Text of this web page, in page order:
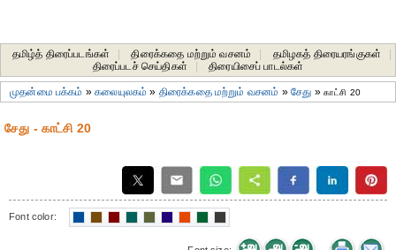
தமிழ்த் திரைப்படங்கள் திரைக்கதை மற்றும் வசனம் தமிழகத் திரையரங்குகள்
திரைப்படச் செய்திகள்
திரையிசைப் பாடல்கள்
முதன்மை பக்கம் »கலையுலகம் » திரைக்கதை மற்றும் வசனம் »சேது » காட்சி 20
சேது - காட்சி 20
Font color: